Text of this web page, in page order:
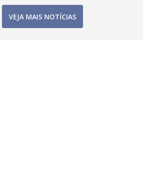
VEJA MAIS NOTÍCIAS